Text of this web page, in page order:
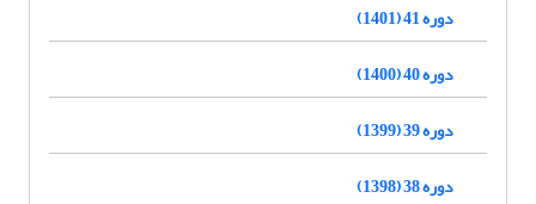
دوره 41 (1401)
دوره 40 (1400)
دوره 39 (1399)
دوره 38 (1398)